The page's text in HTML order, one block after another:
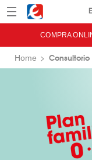
Menú Eroski
COMPRA
Home